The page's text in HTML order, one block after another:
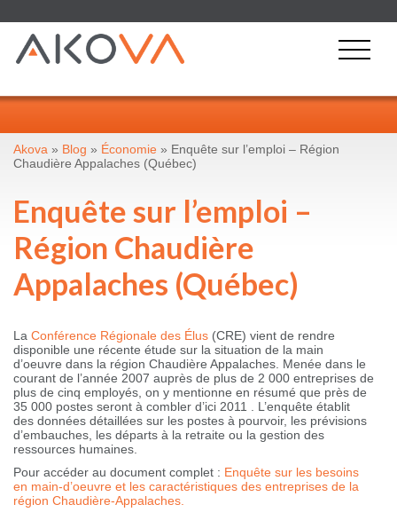
Akova » Blog » Économie » Enquête sur l’emploi – Région
Chaudière Appalaches (Québec)
Enquête sur l’emploi –
Région Chaudière
Appalaches (Québec)
La Conférence Régionale des Élus (CRE) vient de rendre
disponible une récente étude sur la situation de la main
d’oeuvre dans la région Chaudière Appalaches. Menée dans le
courant de l’année 2007 auprès de plus de 2 000 entreprises de
plus de cinq employés, on y mentionne en résumé que près de
35 000 postes seront à combler d’ici 2011 . L’enquête établit
des données détaillées sur les postes à pourvoir, les prévisions
d’embauches, les départs à la retraite ou la gestion des
ressources humaines.
Pour accéder au document complet : Enquête sur les besoins
en main-d’oeuvre et les caractéristiques des entreprises de la
région Chaudière-Appalaches.